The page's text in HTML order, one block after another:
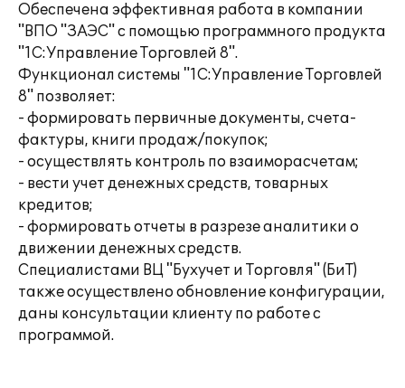
Обеспечена эффективная работа в компании
"ВПО "ЗАЭС" с помощью программного продукта
"1С:Управление Торговлей 8".
Функционал системы "1С:Управление Торговлей
8" позволяет:
- формировать первичные документы, счета-
фактуры, книги продаж/покупок;
- осуществлять контроль по взаиморасчетам;
- вести учет денежных средств, товарных
кредитов;
- формировать отчеты в разрезе аналитики о
движении денежных средств.
Специалистами ВЦ "Бухучет и Торговля" (БиТ)
также осуществлено обновление конфигурации,
даны консультации клиенту по работе с
программой.